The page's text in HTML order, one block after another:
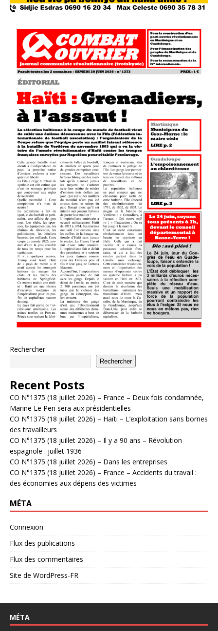
Rechercher
Rechercher
Recent Posts
CO N°1375 (18 juillet 2026) – France – Deux fois condamnée,
Marine Le Pen sera aux présidentielles
CO N°1375 (18 juillet 2026) – Haïti – L’exploitation sans bornes
des travailleurs
CO N°1375 (18 juillet 2026) – Il y a 90 ans – Révolution
espagnole : juillet 1936
CO N°1375 (18 juillet 2026) – Dans les entreprises
CO N°1375 (18 juillet 2026) – France – Accidents du travail :
des économies aux dépens des victimes
MÉTA
Connexion
Flux des publications
Flux des commentaires
Site de WordPress-FR
MÉTA